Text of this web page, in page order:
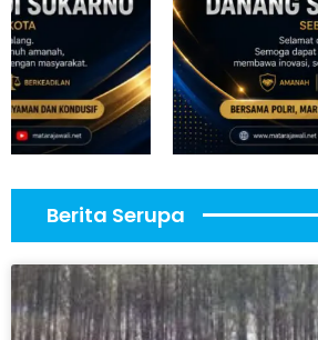
Berita Serupa